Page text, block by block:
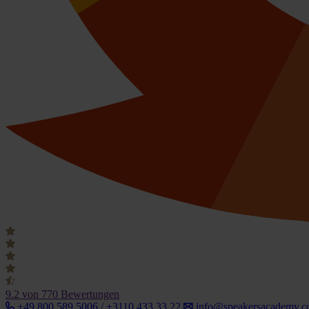
9.2 von 770 Bewertungen
+49 800 589 5006 / +3110 433 33 22